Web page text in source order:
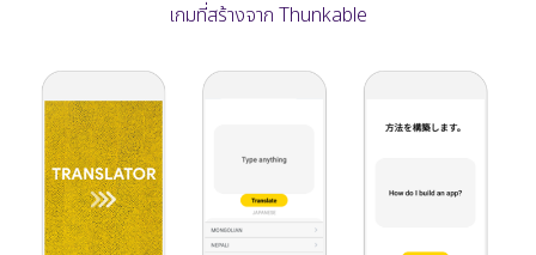
เกมที่สร้างจาก Thunkable